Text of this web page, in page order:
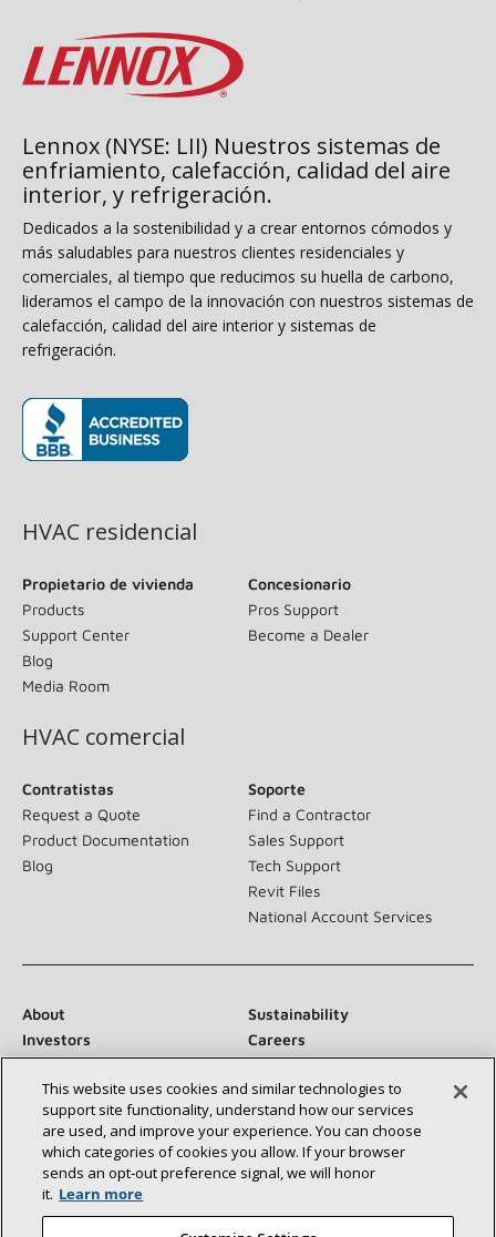
Lennox (NYSE: LII) Nuestros sistemas de
enfriamiento, calefacción, calidad del aire
interior, y refrigeración.
Dedicados a la sostenibilidad y a crear entornos cómodos y
más saludables para nuestros clientes residenciales y
comerciales, al tiempo que reducimos su huella de carbono,
lideramos el campo de la innovación con nuestros sistemas de
calefacción, calidad del aire interior y sistemas de
refrigeración.
HVAC residencial
Propietario de vivienda
Products
Support Center
Blog
Media Room
Concesionario
Pros Support
Become a Dealer
HVAC comercial
Contratistas
Request a Quote
Product Documentation
Blog
Soporte
Find a Contractor
Sales Support
Tech Support
Revit Files
National Account Services
About
Sustainability
Investors
Careers
Suppliers
Contact Us
Newsroom
Conéctese con nosotros:
This website uses cookies and similar technologies to
support site functionality, understand how our services
are used, and improve your experience. You can choose
which categories of cookies you allow. If your browser
sends an opt‑out preference signal, we will honor
it. Learn more